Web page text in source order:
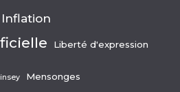
Inflation
Liberté d'expression
Mensonges